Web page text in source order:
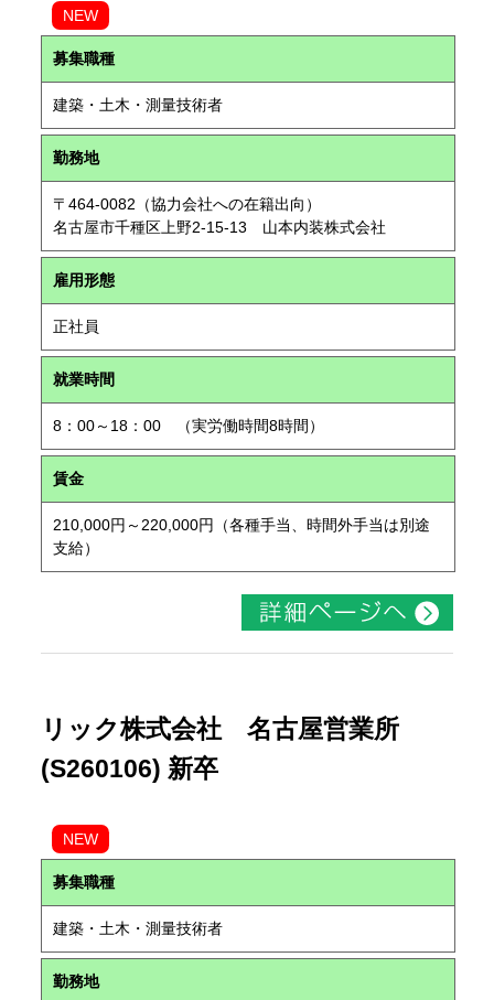
NEW
募集職種
建築・土木・測量技術者
勤務地
〒464-0082（協力会社への在籍出向）
名古屋市千種区上野2-15-13 山本内装株式会社
雇用形態
正社員
就業時間
8：00～18：00 （実労働時間8時間）
賃金
210,000円～220,000円（各種手当、時間外手当は別途
支給）
リック株式会社 名古屋営業所
(S260106) 新卒
NEW
募集職種
建築・土木・測量技術者
勤務地